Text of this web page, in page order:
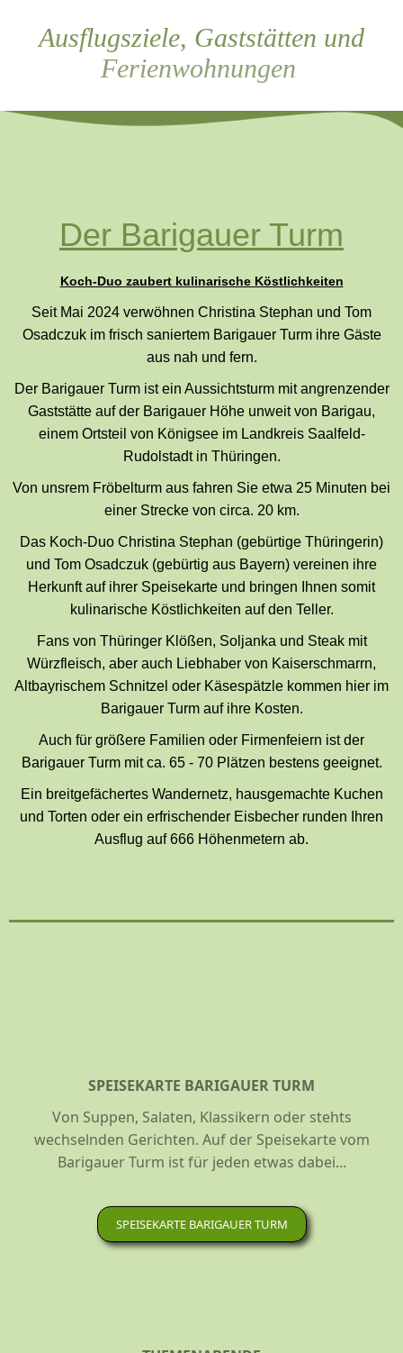
Ausflugsziele, Gaststätten und
Ferienwohnungen
Der Barigauer Turm
Koch-Duo zaubert kulinarische Köstlichkeiten
Seit Mai 2024 verwöhnen Christina Stephan und Tom
Osadczuk im frisch saniertem Barigauer Turm ihre Gäste
aus nah und fern.
Der Barigauer Turm ist ein Aussichtsturm mit angrenzender
Gaststätte auf der Barigauer Höhe unweit von Barigau,
einem Ortsteil von Königsee im Landkreis Saalfeld-
Rudolstadt in Thüringen.
Von unsrem Fröbelturm aus fahren Sie etwa 25 Minuten bei
einer Strecke von circa. 20 km.
Das Koch-Duo Christina Stephan (gebürtige Thüringerin)
und Tom Osadczuk (gebürtig aus Bayern) vereinen ihre
Herkunft auf ihrer Speisekarte und bringen Ihnen somit
kulinarische Köstlichkeiten auf den Teller.
Fans von Thüringer Klößen, Soljanka und Steak mit
Würzfleisch, aber auch Liebhaber von Kaiserschmarrn,
Altbayrischem Schnitzel oder Käsespätzle kommen hier im
Barigauer Turm auf ihre Kosten.
Auch für größere Familien oder Firmenfeiern ist der
Barigauer Turm mit ca. 65 - 70 Plätzen bestens geeignet.
Ein breitgefächertes Wandernetz, hausgemachte Kuchen
und Torten oder ein erfrischender Eisbecher runden Ihren
Ausflug auf 666 Höhenmetern ab.
SPEISEKARTE BARIGAUER TURM
Von Suppen, Salaten, Klassikern oder stehts
wechselnden Gerichten. Auf der Speisekarte vom
Barigauer Turm ist für jeden etwas dabei...
SPEISEKARTE BARIGAUER TURM